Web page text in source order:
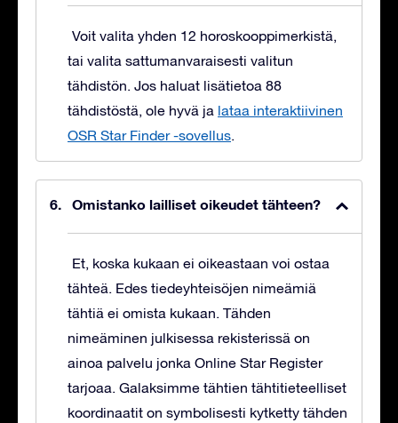
Voit valita yhden 12 horoskooppimerkistä,
tai valita sattumanvaraisesti valitun
tähdistön. Jos haluat lisätietoa 88
tähdistöstä, ole hyvä ja lataa interaktiivinen
OSR Star Finder -sovellus.
Omistanko lailliset oikeudet tähteen?
Et, koska kukaan ei oikeastaan voi ostaa
tähteä. Edes tiedeyhteisöjen nimeämiä
tähtiä ei omista kukaan. Tähden
nimeäminen julkisessa rekisterissä on
ainoa palvelu jonka Online Star Register
tarjoaa. Galaksimme tähtien tähtitieteelliset
koordinaatit on symbolisesti kytketty tähden